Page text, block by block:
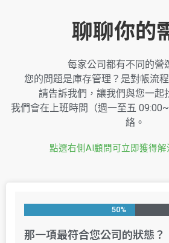
聊聊你的
每家公司都有不同的營
您的問題是庫存管理？是對帳流
請告訴我們，讓我們與您一起
我們會在上班時間（週一至五
絡。
點選右側AI顧問可立即獲得
50%
那一項最符合您公司的狀態？